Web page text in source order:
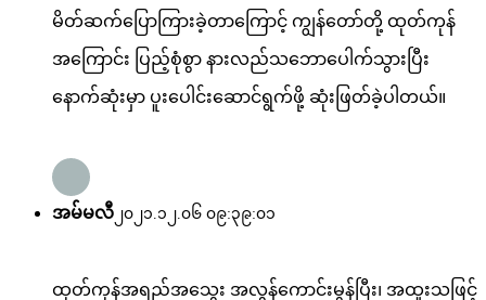
မိတ်ဆက်ပြောကြားခဲ့တာကြောင့် ကျွန်တော်တို့ ထုတ်ကုန်
အကြောင်း ပြည့်စုံစွာ နားလည်သဘောပေါက်သွားပြီး
နောက်ဆုံးမှာ ပူးပေါင်းဆောင်ရွက်ဖို့ ဆုံးဖြတ်ခဲ့ပါတယ်။
အမ်မလီ ၂၀၂၁.၁၂.၀၆ ၀၉:၃၉:၀၁
ထုတ်ကုန်အရည်အသွေး အလွန်ကောင်းမွန်ပြီး၊ အထူးသဖြင့်